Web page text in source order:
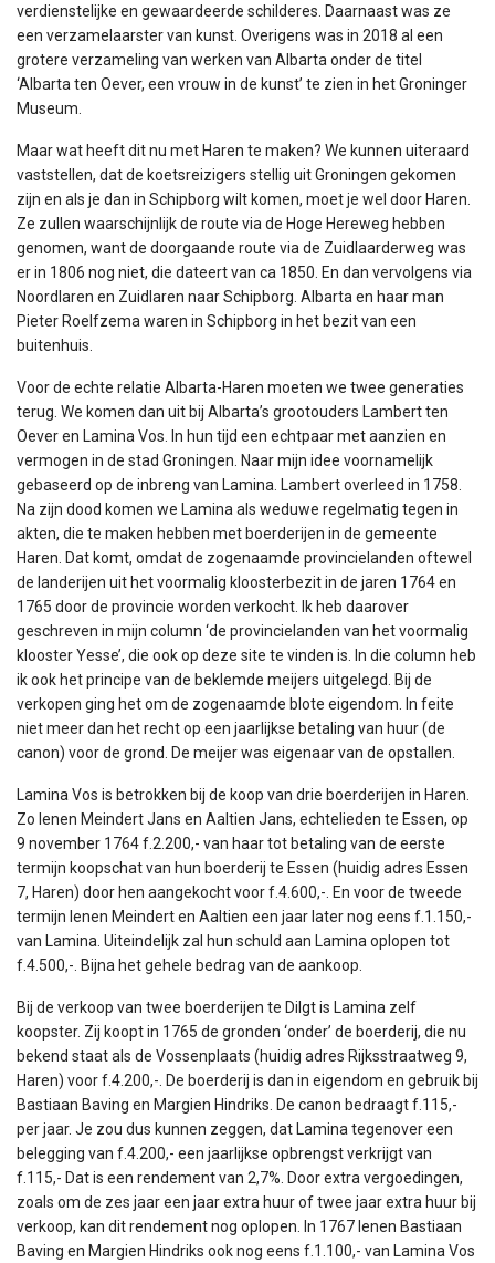
verdienstelijke en gewaardeerde schilderes. Daarnaast was ze
een verzamelaarster van kunst. Overigens was in 2018 al een
grotere verzameling van werken van Albarta onder de titel
‘Albarta ten Oever, een vrouw in de kunst’ te zien in het Groninger
Museum.
Maar wat heeft dit nu met Haren te maken? We kunnen uiteraard
vaststellen, dat de koetsreizigers stellig uit Groningen gekomen
zijn en als je dan in Schipborg wilt komen, moet je wel door Haren.
Ze zullen waarschijnlijk de route via de Hoge Hereweg hebben
genomen, want de doorgaande route via de Zuidlaarderweg was
er in 1806 nog niet, die dateert van ca 1850. En dan vervolgens via
Noordlaren en Zuidlaren naar Schipborg. Albarta en haar man
Pieter Roelfzema waren in Schipborg in het bezit van een
buitenhuis.
Voor de echte relatie Albarta-Haren moeten we twee generaties
terug. We komen dan uit bij Albarta’s grootouders Lambert ten
Oever en Lamina Vos. In hun tijd een echtpaar met aanzien en
vermogen in de stad Groningen. Naar mijn idee voornamelijk
gebaseerd op de inbreng van Lamina. Lambert overleed in 1758.
Na zijn dood komen we Lamina als weduwe regelmatig tegen in
akten, die te maken hebben met boerderijen in de gemeente
Haren. Dat komt, omdat de zogenaamde provincielanden oftewel
de landerijen uit het voormalig kloosterbezit in de jaren 1764 en
1765 door de provincie worden verkocht. Ik heb daarover
geschreven in mijn column ‘de provincielanden van het voormalig
klooster Yesse’, die ook op deze site te vinden is. In die column heb
ik ook het principe van de beklemde meijers uitgelegd. Bij de
verkopen ging het om de zogenaamde blote eigendom. In feite
niet meer dan het recht op een jaarlijkse betaling van huur (de
canon) voor de grond. De meijer was eigenaar van de opstallen.
Lamina Vos is betrokken bij de koop van drie boerderijen in Haren.
Zo lenen Meindert Jans en Aaltien Jans, echtelieden te Essen, op
9 november 1764 f.2.200,- van haar tot betaling van de eerste
termijn koopschat van hun boerderij te Essen (huidig adres Essen
7, Haren) door hen aangekocht voor f.4.600,-. En voor de tweede
termijn lenen Meindert en Aaltien een jaar later nog eens f.1.150,-
van Lamina. Uiteindelijk zal hun schuld aan Lamina oplopen tot
f.4.500,-. Bijna het gehele bedrag van de aankoop.
Bij de verkoop van twee boerderijen te Dilgt is Lamina zelf
koopster. Zij koopt in 1765 de gronden ‘onder’ de boerderij, die nu
bekend staat als de Vossenplaats (huidig adres Rijksstraatweg 9,
Haren) voor f.4.200,-. De boerderij is dan in eigendom en gebruik bij
Bastiaan Baving en Margien Hindriks. De canon bedraagt f.115,-
per jaar. Je zou dus kunnen zeggen, dat Lamina tegenover een
belegging van f.4.200,- een jaarlijkse opbrengst verkrijgt van
f.115,- Dat is een rendement van 2,7%. Door extra vergoedingen,
zoals om de zes jaar een jaar extra huur of twee jaar extra huur bij
verkoop, kan dit rendement nog oplopen. In 1767 lenen Bastiaan
Baving en Margien Hindriks ook nog eens f.1.100,- van Lamina Vos